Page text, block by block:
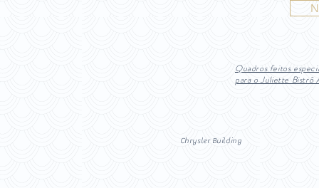
Quadros feitos
para o Juliette Bistrô
Chrysler Building